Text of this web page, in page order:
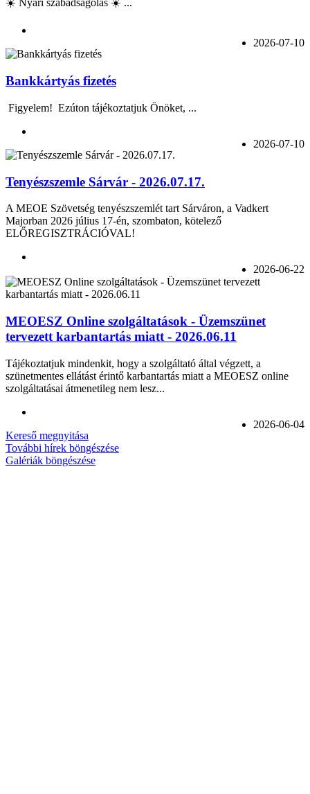
☀️ Nyári szabadságolás ☀️ ...
2026-07-10
Bankkártyás fizetés
Figyelem! Ezúton tájékoztatjuk Önöket, ...
2026-07-10
Tenyészszemle Sárvár - 2026.07.17.
A MEOE Szövetség tenyészszemlét tart Sárváron, a Vadkert
Majorban 2026 július 17-én, szombaton, kötelező
ELŐREGISZTRÁCIÓVAL!
2026-06-22
MEOESZ Online szolgáltatások - Üzemszünet
tervezett karbantartás miatt - 2026.06.11
Tájékoztatjuk mindenkit, hogy a szolgáltató által végzett, a
szünetmentes ellátást érintő karbantartás miatt a MEOESZ online
szolgáltatásai átmenetileg nem lesz...
2026-06-04
Kereső megnyitása
További hírek böngészése
Galériák böngészése